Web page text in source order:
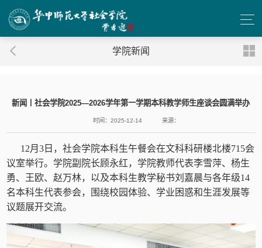
学院新闻
新闻丨社会学院2025—2026学年第一学期本科教学师生座谈会圆满举办
时间：2025-12-14 来源：
12月3日，社会学院本科生午餐会在文科科研楼北楼715会
议室举行。学院副院长顾永红，学院教师代表李雪萍、杨生
勇、王欧、赵万林，以及本科生教学秘书刘嘉晨与各年级14
名本科生代表参会，围绕校园体验、学业困惑和生涯发展等
议题展开交流。